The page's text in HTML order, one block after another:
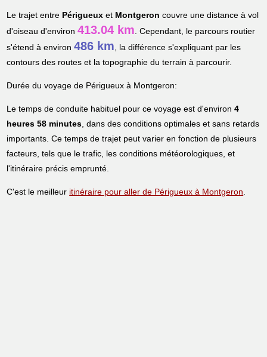
Le trajet entre Périgueux et Montgeron couvre une distance à vol
d'oiseau d'environ413.04 km. Cependant, le parcours routier
s'étend à environ486 km, la différence s'expliquant par les
contours des routes et la topographie du terrain à parcourir.
Durée du voyage de Périgueux à Montgeron:
Le temps de conduite habituel pour ce voyage est d'environ4
heures 58 minutes, dans des conditions optimales et sans retards
importants. Ce temps de trajet peut varier en fonction de plusieurs
facteurs, tels que le trafic, les conditions météorologiques, et
l'itinéraire précis emprunté.
C'est le meilleur itinéraire pour aller de Périgueux à Montgeron.